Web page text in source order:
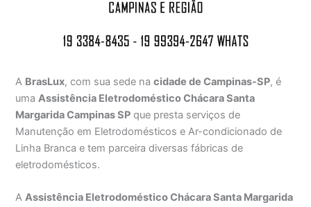
A BrasLux, com sua sede nacidade de Campinas-SP, é
umaAssistência Eletrodoméstico Chácara Santa
Margarida Campinas SP que presta serviços de
Manutenção em Eletrodomésticos e Ar-condicionado de
Linha Branca e tem parceira diversas fábricas de
eletrodomésticos.
AAssistência Eletrodoméstico Chácara Santa Margarida